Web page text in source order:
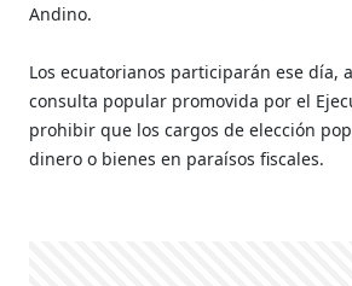
Andino.
Los ecuatorianos participarán ese día,
consulta popular promovida por el
prohibir que los cargos de elección
dinero o bienes en paraísos fiscales.